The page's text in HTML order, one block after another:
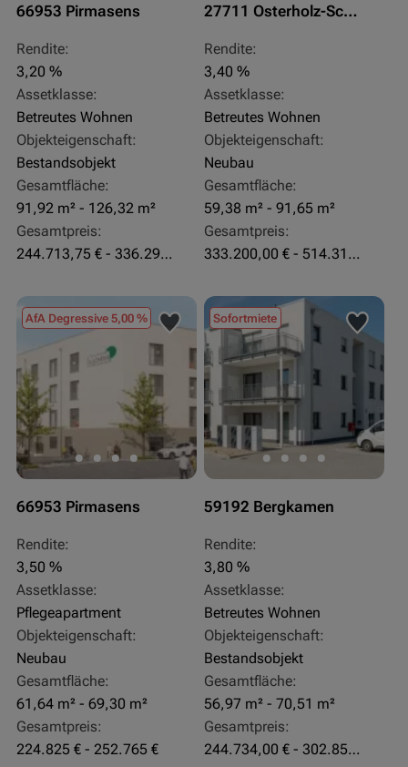
66953 Pirmasens
Rendite:
3,20 %
Assetklasse:
Betreutes Wohnen
Objekteigenschaft:
Bestandsobjekt
Gesamtfläche:
91,92 m² - 126,32 m²
Gesamtpreis:
244.713,75 € - 336.292 €
27711 Osterholz-Scharmbeck
Rendite:
3,40 %
Assetklasse:
Betreutes Wohnen
Objekteigenschaft:
Neubau
Gesamtfläche:
59,38 m² - 91,65 m²
Gesamtpreis:
333.200,00 € - 514.310,00 €
AfA Degressive 5,00 %
66953 Pirmasens
Rendite:
3,50 %
Assetklasse:
Pflegeapartment
Objekteigenschaft:
Neubau
Gesamtfläche:
61,64 m² - 69,30 m²
Gesamtpreis:
224.825 € - 252.765 €
Sofortmiete
59192 Bergkamen
Rendite:
3,80 %
Assetklasse:
Betreutes Wohnen
Objekteigenschaft:
Bestandsobjekt
Gesamtfläche:
56,97 m² - 70,51 m²
Gesamtpreis:
244.734,00 € - 302.855,00 €